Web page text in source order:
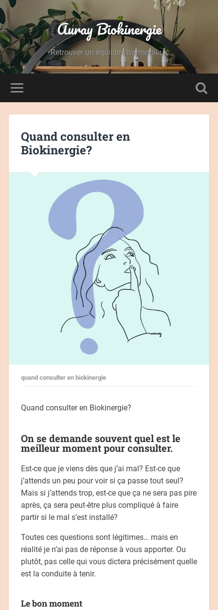
Auray Biokinergie
Retrouver un équilibre harmonieux
Quand consulter en
Biokinergie?
quand consulter en biokinergie
Quand consulter en Biokinergie?
On se demande souvent quel est le
meilleur moment pour consulter.
Est-ce que je viens dès que j’ai mal? Est-ce que
j’attends un peu pour voir si ça passe tout seul?
Mais si j’attends trop, est-ce que ça ne sera pas pire
après, ça sera peut-être plus compliqué à faire
partir si le mal s’est installé?
Toutes ces questions sont légitimes… mais en
réalité je n’ai pas de réponse à vous apporter. Ou
plutôt, pas celle qui vous dictera précisément quelle
est la conduite à tenir.
Le bon moment